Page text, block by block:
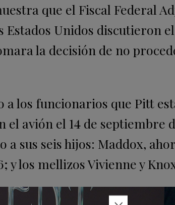
que el Fiscal Federal
Unidos discutieron
la decisión de no
los funcionarios que Pitt
avión el 14 de septiembre
sus seis hijos: Maddox,
y los mellizos Vivienne y